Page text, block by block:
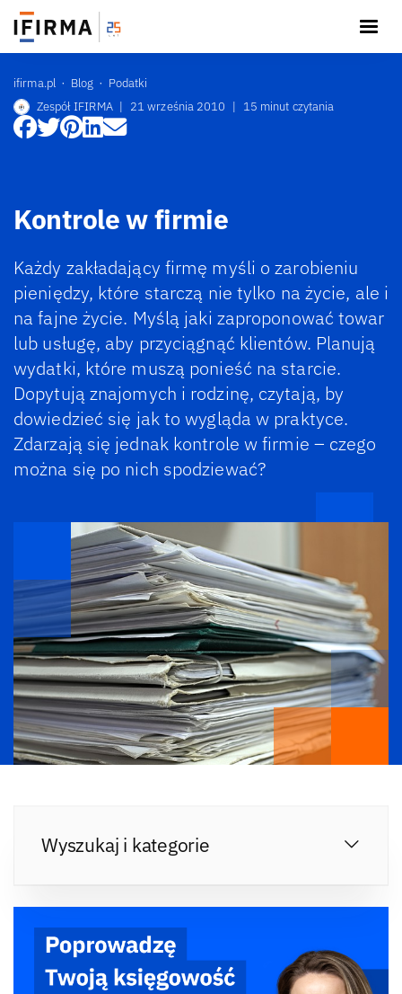
ifirma.pl Blog
Podatki
Zespół IFIRMA | 21 września 2010 | 15 minut czytania
Kontrole w firmie
Każdy zakładający firmę myśli o zarobieniu
pieniędzy, które starczą nie tylko na życie, ale i
na fajne życie. Myślą jaki zaproponować towar
lub usługę, aby przyciągnąć klientów. Planują
wydatki, które muszą ponieść na starcie.
Dopytują znajomych i rodzinę, czytają, by
dowiedzieć się jak to wygląda w praktyce.
Zdarzają się jednak kontrole w firmie – czego
można się po nich spodziewać?
Wyszukaj i kategorie